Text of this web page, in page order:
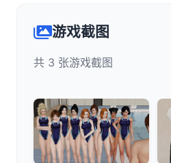
游戏截图
共 3 张游戏截图